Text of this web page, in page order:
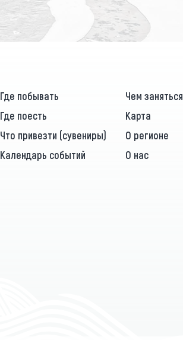
Где побывать Чем заняться
Где поесть Карта
Что привезти (сувениры) О регионе
Календарь событий О нас